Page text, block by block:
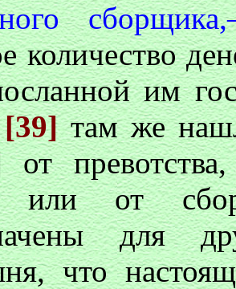
количество
им
[39]там же
от
или от
для
что